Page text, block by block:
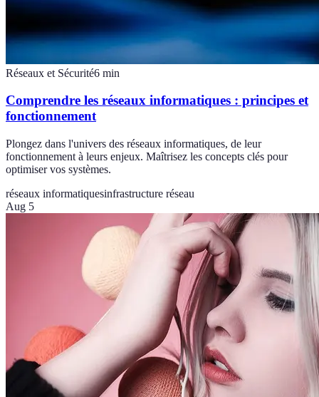
Réseaux et Sécurité6 min
Comprendre les réseaux informatiques : principes et
fonctionnement
Plongez dans l'univers des réseaux informatiques, de leur
fonctionnement à leurs enjeux. Maîtrisez les concepts clés pour
optimiser vos systèmes.
réseaux informatiquesinfrastructure réseau
Aug 5